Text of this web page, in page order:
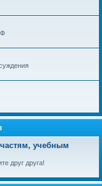
учебным
друг друга!